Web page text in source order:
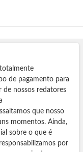
de pagamento para
de nossos redatores
que nosso
momentos. Ainda,
sobre o que é
por